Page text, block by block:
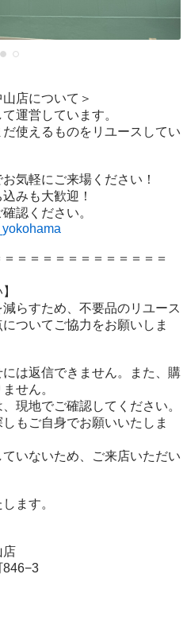
店について＞
運営しています。
使えるものをリユースしてい
気軽にご来場ください！
みも大歓迎！
＝＝＝＝＝＝＝＝＝＝＝＝
らすため、不要品のリユース
ついてご協力をお願いしま
には返信できません。また、購
せん。
現地でご確認してください。
もご自身でお願いいたしま
いないため、ご来店いただい
ます。
店
846−3